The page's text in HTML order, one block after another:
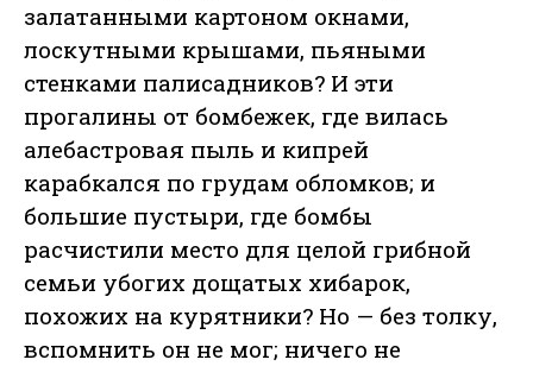
залатанными картоном окнами,
лоскутными крышами, пьяными
стенками палисадников? И эти
прогалины от бомбежек, где вилась
алебастровая пыль и кипрей
карабкался по грудам обломков; и
большие пустыри, где бомбы
расчистили место для целой грибной
семьи убогих дощатых хибарок,
похожих на курятники? Но — без толку,
вспомнить он не мог; ничего не